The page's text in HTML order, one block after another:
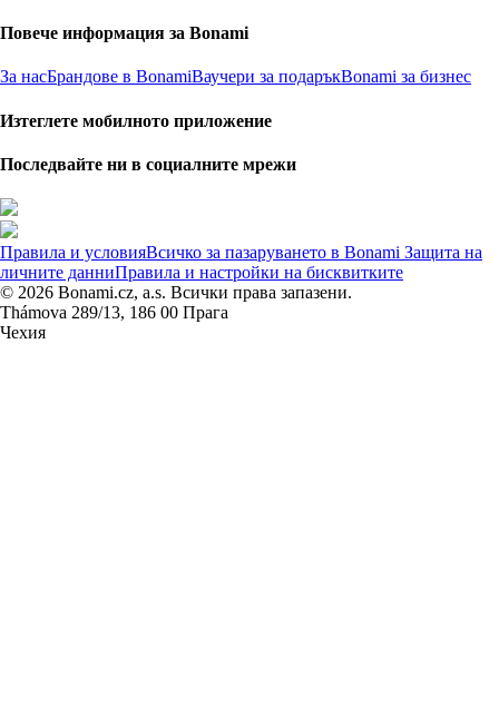
Повече информация за Bonami
За насБрандове в BonamiВаучери за подаръкBonami за бизнес
Изтеглете мобилното приложение
Последвайте ни в социалните мрежи
Правила и условияВсичко за пазаруването в Bonami Защита на
личните данниПравила и настройки на бисквитките
© 2026 Bonami.cz, a.s. Всички права запазени.
Thámova 289/13, 186 00 Прага
Чехия